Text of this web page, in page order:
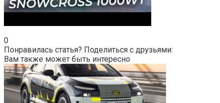
0
Понравилась статья? Поделиться с друзьями:
Вам также может быть интересно